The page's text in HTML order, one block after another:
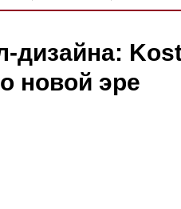
дизайна:
новой эре